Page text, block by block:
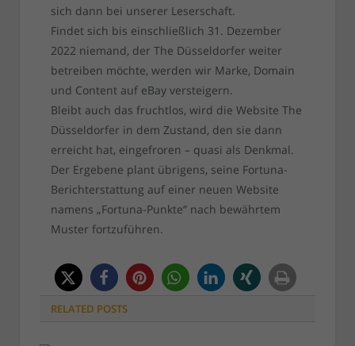
sich dann bei unserer Leserschaft.
Findet sich bis einschließlich 31. Dezember
2022 niemand, der The Düsseldorfer weiter
betreiben möchte, werden wir Marke, Domain
und Content auf eBay versteigern.
Bleibt auch das fruchtlos, wird die Website The
Düsseldorfer in dem Zustand, den sie dann
erreicht hat, eingefroren – quasi als Denkmal.
Der Ergebene plant übrigens, seine Fortuna-
Berichterstattung auf einer neuen Website
namens „Fortuna-Punkte“ nach bewährtem
Muster fortzuführen.
RELATED POSTS